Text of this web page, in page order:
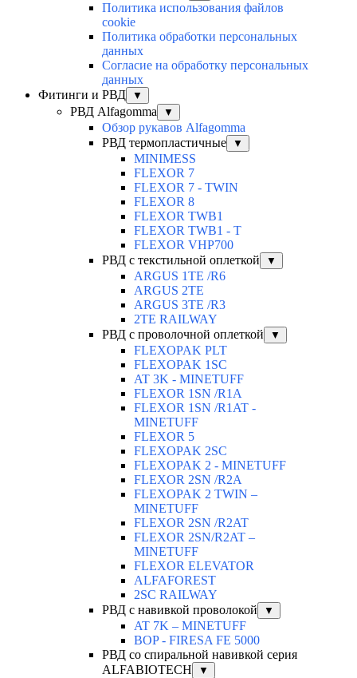
Политика использования файлов
cookie
Политика обработки персональных
данных
Согласие на обработку персональных
данных
Фитинги и РВД
▼
РВД Alfagomma ▼
Обзор рукавов Alfagomma
РВД термопластичные
▼
MINIMESS
FLEXOR 7
FLEXOR 7 - TWIN
FLEXOR 8
FLEXOR TWB1
FLEXOR TWB1 - T
FLEXOR VHP700
РВД с текстильной оплеткой
▼
ARGUS 1TE /R6
ARGUS 2TЕ
ARGUS 3TE /R3
2TE RAILWAY
РВД с проволочной оплеткой
▼
FLEXOPAK PLT
FLEXOPAK 1SС
AT 3K - MINETUFF
FLEXOR 1SN /R1A
FLEXOR 1SN /R1AT -
MINETUFF
FLEXOR 5
FLEXOPAK 2SС
FLEXOPAK 2 - MINETUFF
FLEXOR 2SN /R2A
FLEXOPAK 2 TWIN –
MINETUFF
FLEXOR 2SN /R2AT
FLEXOR 2SN/R2AT –
MINETUFF
FLEXOR ELEVATOR
ALFAFOREST
2SC RAILWAY
РВД с навивкой проволокой
▼
AT 7K – MINETUFF
BOP - FIRESA FE 5000
РВД со спиральной навивкой серия
ALFABIOTECH
▼